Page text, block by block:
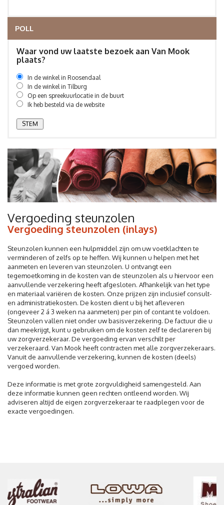
Vergoeding steunzolen
Vergoeding steunzolen (inlays)
Steunzolen kunnen een hulpmiddel zijn om uw voetklachten te
verminderen of zelfs op te heffen. Wij kunnen u helpen met het
aanmeten en leveren van steunzolen. U ontvangt een
tegemoetkoming in de kosten van de steunzolen als u hiervoor een
aanvullende verzekering heeft afgesloten. Afhankelijk van het type
en materiaal variëren de kosten. Onze prijzen zijn inclusief consult-
en administratiekosten. De kosten dient u bij het afleveren
(ongeveer 2 á 3 weken na aanmeten) per pin of contant te voldoen.
Steunzolen vallen niet onder uw basisverzekering. De factuur die u
dan meekrijgt, kunt u gebruiken om de kosten zelf te declareren bij
uw zorgverzekeraar. De vergoeding ervan verschilt per
verzekeraard. Van Mook heeft contracten met alle zorgverzekeraars.
Vanuit de aanvullende verzekering, kunnen de kosten (deels)
vergoed worden.
Deze informatie is met grote zorgvuldigheid samengesteld. Aan
deze informatie kunnen geen rechten ontleend worden. Wij
adviseren altijd de eigen zorgverzekeraar te raadplegen voor de
exacte vergoedingen.
POLL
Waar vond uw laatste bezoek aan Van Mook
plaats?
In de winkel in Roosendaal
In de winkel in Tilburg
Op een spreekuurlocatie in de buurt
Ik heb besteld via de website